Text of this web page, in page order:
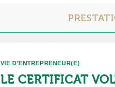
VIE D’ENTREPRENEUR(E)
LE CERTIFICAT